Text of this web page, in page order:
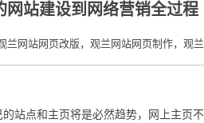
网站建设到网络营销全过程
网站网页改版，观兰网站网页制作，
点和主页将是必然趋势，网上主页不